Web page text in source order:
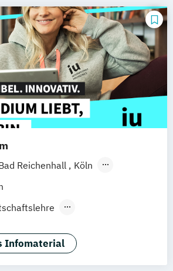
Reichenhall
Köln
Bielefeld
Offenbach
Neu-Ulm Graz
Augsburg Freising
Growth Hacking
(DE/EN)
Infomaterial